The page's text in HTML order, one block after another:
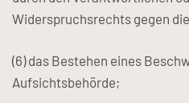
Widerspruchsrechts gegen
(6) das Bestehen eines
Aufsichtsbehörde;